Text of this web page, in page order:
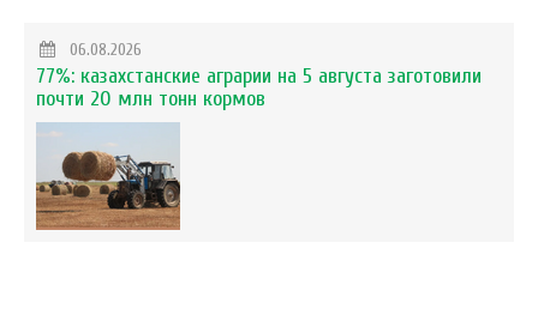
06.08.2026
77%: казахстанские аграрии на 5 августа заготовили
почти 20 млн тонн кормов